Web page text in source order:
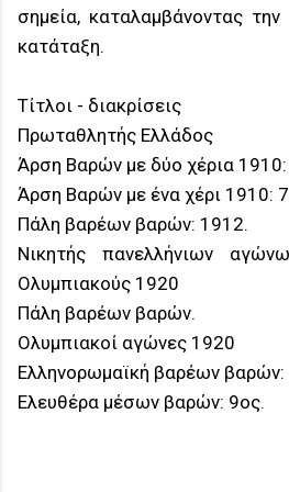
σημεία, καταλαμβάνοντας
κατάταξη.
Τίτλοι - διακρίσεις
Πρωταθλητής Ελλάδος
Άρση Βαρών με δύο χέρια
Άρση Βαρών με ένα χέρι 1910:
Πάλη βαρέων βαρών: 1912.
Νικητής πανελλήνιων
Ολυμπιακούς 1920
Πάλη βαρέων βαρών.
Ολυμπιακοί αγώνες 1920
Ελληνορωμαϊκή βαρέων
Ελευθέρα μέσων βαρών: 9ος.